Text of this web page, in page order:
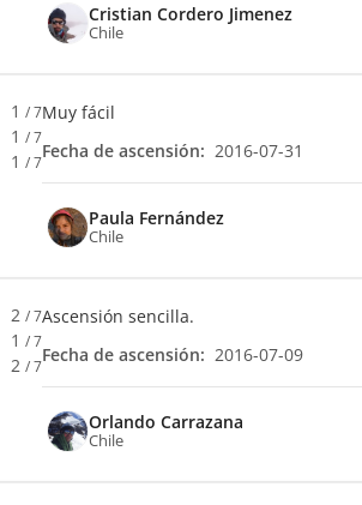
Cristian Cordero Jimenez
Chile
1 / 7
1 / 7
1 / 7
Muy fácil
Fecha de ascensión: 2016-07-31
Paula Fernández
Chile
2 / 7
1 / 7
2 / 7
Ascensión sencilla.
Fecha de ascensión: 2016-07-09
Orlando Carrazana
Chile